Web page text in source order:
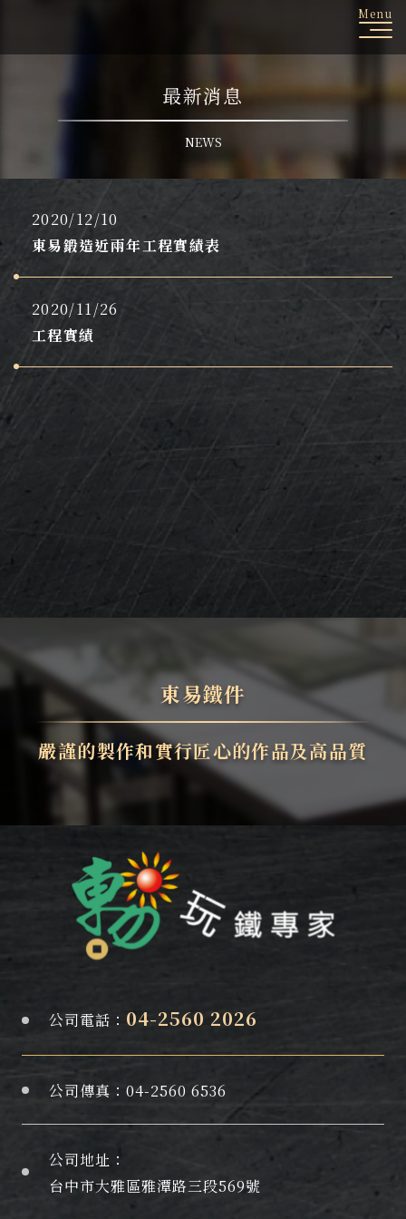
Menu
最新消息
2020/12/10
東易鍛造近兩年工程實績表
2020/11/26
工程實績
東易鐵件
嚴謹的製作和實行匠心的作品及高品質
公司電話： 04-2560 2026
公司傳真： 04-2560 6536
公司地址：
台中市大雅區雅潭路三段569號